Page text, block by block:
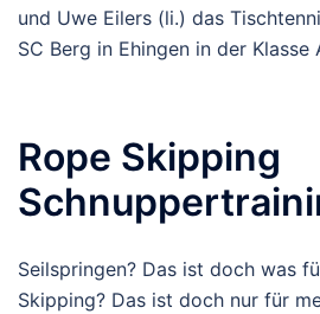
und Uwe Eilers (li.) das
SC Berg in Ehingen in der
Rope Skipping
Seilspringen? Das ist doch was
Skipping? Das ist doch nur für